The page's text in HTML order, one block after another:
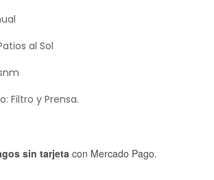
al Sol
Filtro y Prensa.
sin tarjeta con Mercado Pago.